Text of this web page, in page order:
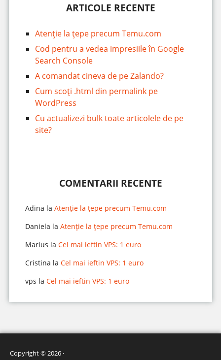
ARTICOLE RECENTE
Atenție la țepe precum Temu.com
Cod pentru a vedea impresiile în Google
Search Console
A comandat cineva de pe Zalando?
Cum scoți .html din permalink pe
WordPress
Cu actualizezi bulk toate articolele de pe
site?
COMENTARII RECENTE
Adina la Atenție la țepe precum Temu.com
Daniela la Atenție la țepe precum Temu.com
Marius la Cel mai ieftin VPS: 1 euro
Cristina la Cel mai ieftin VPS: 1 euro
vps la Cel mai ieftin VPS: 1 euro
Copyright © 2026 ·